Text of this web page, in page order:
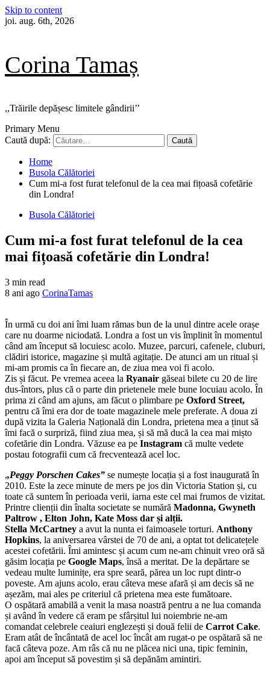
Skip to content
joi. aug. 6th, 2026
Corina Tamaș
,,Trăirile depășesc limitele gândirii’’
Primary Menu
Caută după:
Home
Busola Călătoriei
Cum mi-a fost furat telefonul de la cea mai fițoasă cofetărie
din Londra!
Busola Călătoriei
Cum mi-a fost furat telefonul de la cea
mai fițoasă cofetărie din Londra!
3 min read
8 ani ago CorinaTamas
În urmă cu doi ani îmi luam rămas bun de la unul dintre acele orașe
care nu doarme niciodată. Londra a fost un vis împlinit în momentul
când am început să locuiesc acolo. Muzee, parcuri, cafenele, cluburi,
clădiri istorice, magazine și multă agitație. De atunci am un ritual și
mi-am promis ca în fiecare an, de ziua mea voi fi acolo.
Zis și făcut. Pe vremea aceea la Ryanair găseai bilete cu 20 de lire
dus-întors, plus că o parte din prietenele mele bune locuiau acolo. În
prima zi când am ajuns, am făcut o plimbare pe Oxford Street,
pentru că îmi era dor de toate magazinele mele preferate. A doua zi
după vizita la Galeria Națională din Londra, prietena mea a ținut să
îmi facă o surpriză, fiind ziua mea, și să mă ducă la cea mai mișto
cofetărie din Londra. Văzuse ea pe Instagram că multe vedete
postau fotografii cum că frecventează acel loc.
,,Peggy Porschen Cakes” se numește locația și a fost inaugurată în
2010. Este la zece minute de mers pe jos din Victoria Station și, cu
toate că suntem în perioada verii, iarna este cel mai frumos de vizitat.
Printre clienții din înalta societate se numără Madonna, Gwyneth
Paltrow , Elton John, Kate Moss dar și alții.
Stella McCartney a avut la nunta ei faimoasele torturi. Anthony
Hopkins, la aniversarea vârstei de 70 de ani, a optat tot delicatețele
acestei cofetării. Îmi amintesc și acum cum ne-am chinuit vreo oră să
găsim locația pe Google Maps, însă a meritat. De la depărtare se
vedeau multe luminițe, era spre seară, părea un loc rupt dintr-o
poveste. Am ajuns acolo, erau câteva mese afară și am decis să ne
așezăm, mai ales pe criteriul că prietena mea este fumătoare.
O ospătară amabilă a venit la masa noastră pentru a ne lua comanda
și având în vedere că eram pe sfârșitul lui noiembrie ne-am
comandat celebrele ceaiuri englezești și două felii de Carrot Cake.
Eram atât de încântată de acel loc încât am rugat-o pe ospătară să ne
facă câteva poze. Am râs că nu ne plăcea nici una, tipic feminin,
apoi am început să povestim și să depănăm amintiri.